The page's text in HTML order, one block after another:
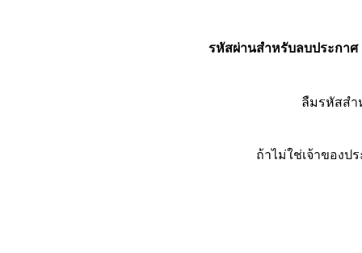
รหัสผ่านสำหรับลบประกาศ
ลืมรหัสส
ถ้าไม่ใช่เจ้าของป